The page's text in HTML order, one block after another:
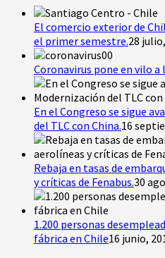
El comercio exterior de
el primer semestre.28
Coronavirus pone en vilo a
En el Congreso se sigue
del TLC con China.16
Rebaja en tasas de
y críticas de Fenabus.30
1.200 personas
fábrica en Chile16 junio,